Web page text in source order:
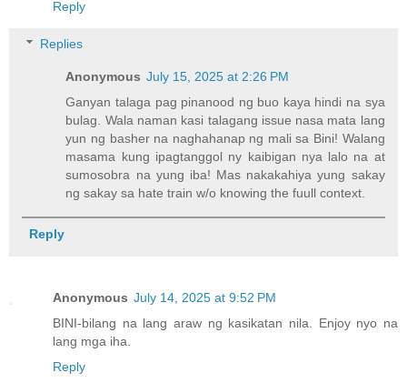
Reply
Replies
Anonymous July 15, 2025 at 2:26 PM
Ganyan talaga pag pinanood ng buo kaya hindi na sya
bulag. Wala naman kasi talagang issue nasa mata lang
yun ng basher na naghahanap ng mali sa Bini! Walang
masama kung ipagtanggol ny kaibigan nya lalo na at
sumosobra na yung iba! Mas nakakahiya yung sakay
ng sakay sa hate train w/o knowing the fuull context.
Reply
Anonymous July 14, 2025 at 9:52 PM
BINI-bilang na lang araw ng kasikatan nila. Enjoy nyo na
lang mga iha.
Reply